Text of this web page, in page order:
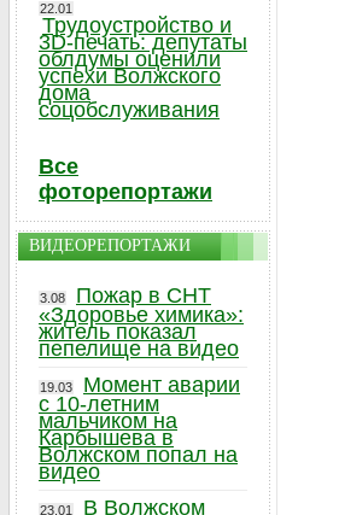
22.01
Трудоустройство и
3D-печать: депутаты
облдумы оценили
успехи Волжского
дома
соцобслуживания
Все
фоторепортажи
ВИДЕОРЕПОРТАЖИ
3.08
Пожар в СНТ
«Здоровье химика»:
житель показал
пепелище на видео
19.03
Момент аварии
с 10-летним
мальчиком на
Карбышева в
Волжском попал на
видео
23.01
В Волжском